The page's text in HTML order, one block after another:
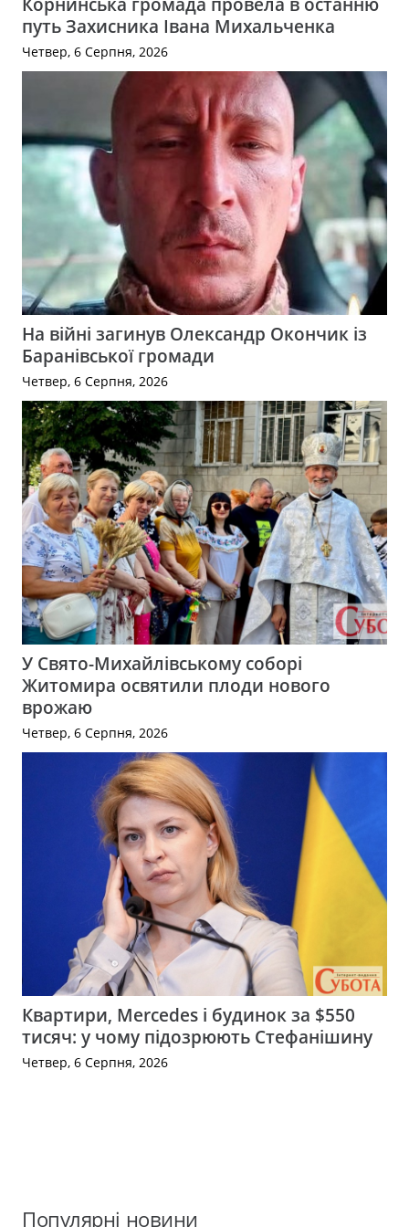
путь Захисника Івана Михальченка
Четвер, 6 Серпня, 2026
На війні загинув Олександр Окончик із
Баранівської громади
Четвер, 6 Серпня, 2026
У Свято-Михайлівському соборі
Житомира освятили плоди нового
врожаю
Четвер, 6 Серпня, 2026
Квартири, Mercedes і будинок за $550
тисяч: у чому підозрюють Стефанішину
Четвер, 6 Серпня, 2026
Популярні новини